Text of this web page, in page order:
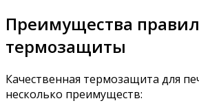
Преимущества
термозащиты
Качественная термозащита для
несколько преимуществ: